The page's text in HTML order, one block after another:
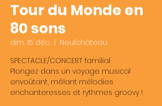
Tour du Monde en
80 sons
dim. 15 déc.
Neufchâteau
SPECTACLE/CONCERT familial
Plongez dans un voyage musical
envoûtant, mêlant mélodies
enchanteresses et rythmes groovy !